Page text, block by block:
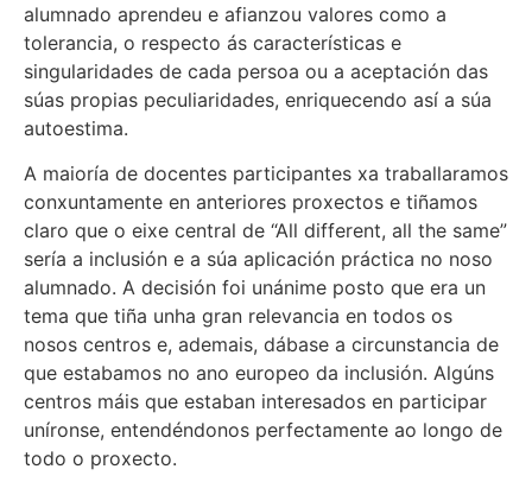
alumnado aprendeu e afianzou valores como a
tolerancia, o respecto ás características e
singularidades de cada persoa ou a aceptación das
súas propias peculiaridades, enriquecendo así a súa
autoestima.
A maioría de docentes participantes xa traballaramos
conxuntamente en anteriores proxectos e tiñamos
claro que o eixe central de “All different, all the same”
sería a inclusión e a súa aplicación práctica no noso
alumnado. A decisión foi unánime posto que era un
tema que tiña unha gran relevancia en todos os
nosos centros e, ademais, dábase a circunstancia de
que estabamos no ano europeo da inclusión. Algúns
centros máis que estaban interesados en participar
uníronse, entendéndonos perfectamente ao longo de
todo o proxecto.